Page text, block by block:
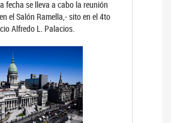
fecha se lleva a cabo la reunión
el Salón Ramella,- sito en el 4to
Alfredo L. Palacios.